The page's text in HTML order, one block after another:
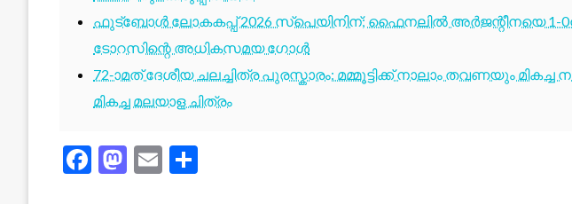
ഫുട്ബോൾ ലോകകപ്പ് 2026 സ്പെയിനിന്; ഫൈനലിൽ അർജന്റീനയെ 1-
ടോറസിന്റെ അധികസമയ ഗോൾ
72-ാമത് ദേശീയ ചലച്ചിത്ര പുരസ്കാരം: മമ്മൂട്ടിക്ക് നാലാം തവണയും മികച്ച
മികച്ച മലയാള ചിത്രം
Facebook
Mastodon
Email